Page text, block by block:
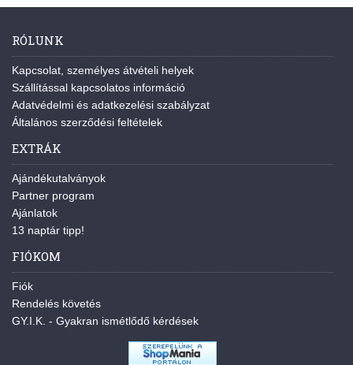
RÓLUNK
Kapcsolat, személyes átvételi helyek
Szállítással kapcsolatos információ
Adatvédelmi és adatkezelési szabályzat
Általános szerződési feltételek
EXTRÁK
Ajándékutalványok
Partner program
Ajánlatok
13 naptár tipp!
FIÓKOM
Fiók
Rendelés követés
GY.I.K. - Gyakran ismétlődő kérdések